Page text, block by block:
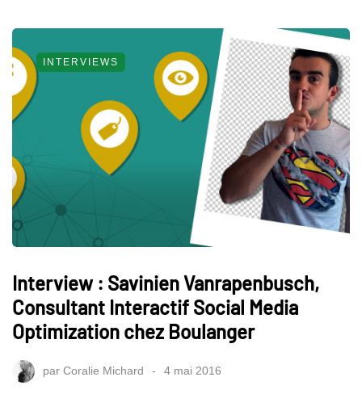
INTERVIEWS
Interview : Savinien Vanrapenbusch,
Consultant Interactif Social Media
Optimization chez Boulanger
par Coralie Michard 4 mai 2016